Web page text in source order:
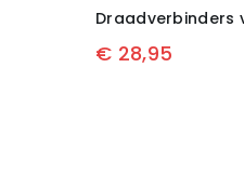
Draadverbinders
€ 28,95